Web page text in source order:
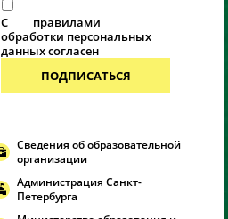
С
правилами
обработки персональных
данных согласен
ПОДПИСАТЬСЯ
Сведения об образовательной
организации
Администрация Санкт-
Петербурга